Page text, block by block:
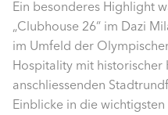
Ein besonderes Highlight
„Clubhouse 26“ im Dazi
im Umfeld der
Hospitality mit historischer
anschliessenden
Einblicke in die